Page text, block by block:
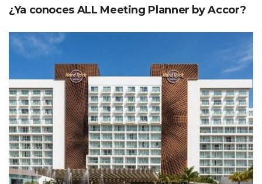
¿Ya conoces ALL Meeting Planner by Accor?